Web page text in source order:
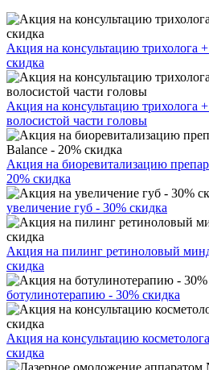
Акция на консультацию трихолога
скидка
Акция на консультацию трихолога
волосистой части головы
Акция на биоревитализацию
20% скидка
увеличение губ - 30% скидка
Акция на пилинг ретиноловый
скидка
ботулинотерапию - 30% скидка
Акция на консультацию
скидка